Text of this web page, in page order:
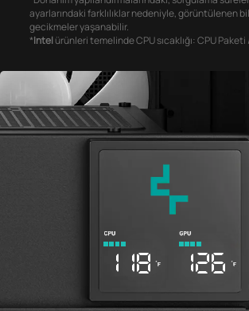
ayarlarındaki farklılıklar nedeniyle, görüntülenen
gecikmeler yaşanabilir.
*Intelürünleri temelinde CPU sıcaklığı: CPU